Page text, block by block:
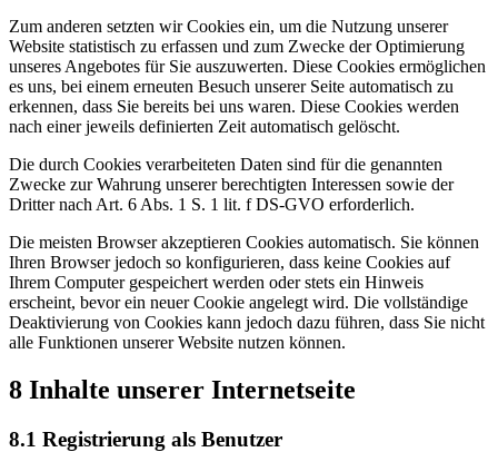
Zum anderen setzten wir Cookies ein, um die Nutzung unserer
Website statistisch zu erfassen und zum Zwecke der Optimierung
unseres Angebotes für Sie auszuwerten. Diese Cookies ermöglichen
es uns, bei einem erneuten Besuch unserer Seite automatisch zu
erkennen, dass Sie bereits bei uns waren. Diese Cookies werden
nach einer jeweils definierten Zeit automatisch gelöscht.
Die durch Cookies verarbeiteten Daten sind für die genannten
Zwecke zur Wahrung unserer berechtigten Interessen sowie der
Dritter nach Art. 6 Abs. 1 S. 1 lit. f DS-GVO erforderlich.
Die meisten Browser akzeptieren Cookies automatisch. Sie können
Ihren Browser jedoch so konfigurieren, dass keine Cookies auf
Ihrem Computer gespeichert werden oder stets ein Hinweis
erscheint, bevor ein neuer Cookie angelegt wird. Die vollständige
Deaktivierung von Cookies kann jedoch dazu führen, dass Sie nicht
alle Funktionen unserer Website nutzen können.
8 Inhalte unserer Internetseite
8.1 Registrierung als Benutzer